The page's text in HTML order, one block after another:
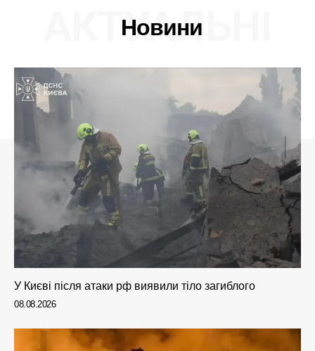
Новини
АКТУАЛЬНІ
У Києві після атаки рф виявили тіло загиблого
08.08.2026